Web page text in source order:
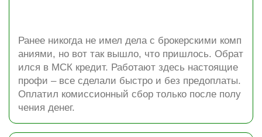
Ранее никогда не имел дела с брокерскими комп
аниями, но вот так вышло, что пришлось. Обрат
ился в МСК кредит. Работают здесь настоящие
профи – все сделали быстро и без предоплаты.
Оплатил комиссионный сбор только после полу
чения денег.